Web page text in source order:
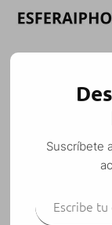
iCalls nos
Suscríbete